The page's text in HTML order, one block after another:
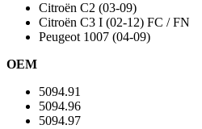
Citroën C2 (03-09)
Citroën C3 I (02-12) FC / FN
Peugeot 1007 (04-09)
OEM
5094.91
5094.96
5094.97